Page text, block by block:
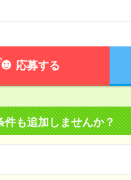
応募する
件も追加しませんか？